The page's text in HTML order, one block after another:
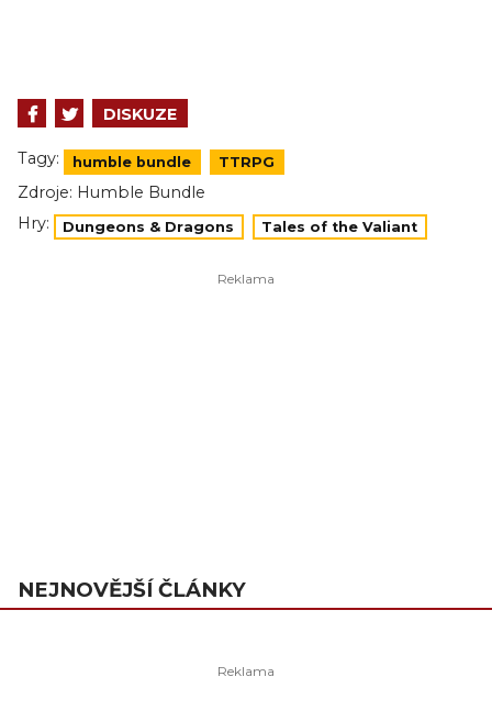
DISKUZE
Tagy: humble bundle TTRPG
Zdroje: Humble Bundle
Hry:
Dungeons & Dragons Tales of the Valiant
NEJNOVĚJŠÍ ČLÁNKY